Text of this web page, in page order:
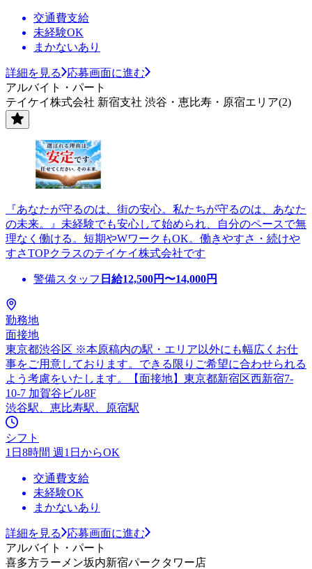
交通費支給
未経験OK
まかないあり
詳細を見る
応募画面に進む
アルバイト・パート
テイケイ株式会社 新宿支社 渋谷・恵比寿・原宿エリア(2)
『あなたが守るのは、街の安心。私たちが守るのは、あなた
の未来。』未経験でも安心して始められ、自分のペースで無
理なく働ける。短期やWワークもOK。働きやすさ・続けや
すさTOPクラスのテイケイ株式会社です
警備スタッフ 日給12,500円〜14,000円
勤務地
面接地
東京都渋谷区 ※本原稿内の駅・エリア以外にも幅広くお仕
事をご用意しております。できる限りご希望に合わせられる
よう考慮をいたします。【面接地】東京都新宿区西新宿7-
10-7 加賀谷ビル8F
渋谷駅、恵比寿駅、原宿駅
シフト
1日8時間 週1日からOK
交通費支給
未経験OK
まかないあり
詳細を見る
応募画面に進む
アルバイト・パート
喜多方ラーメン坂内新宿パークタワー店